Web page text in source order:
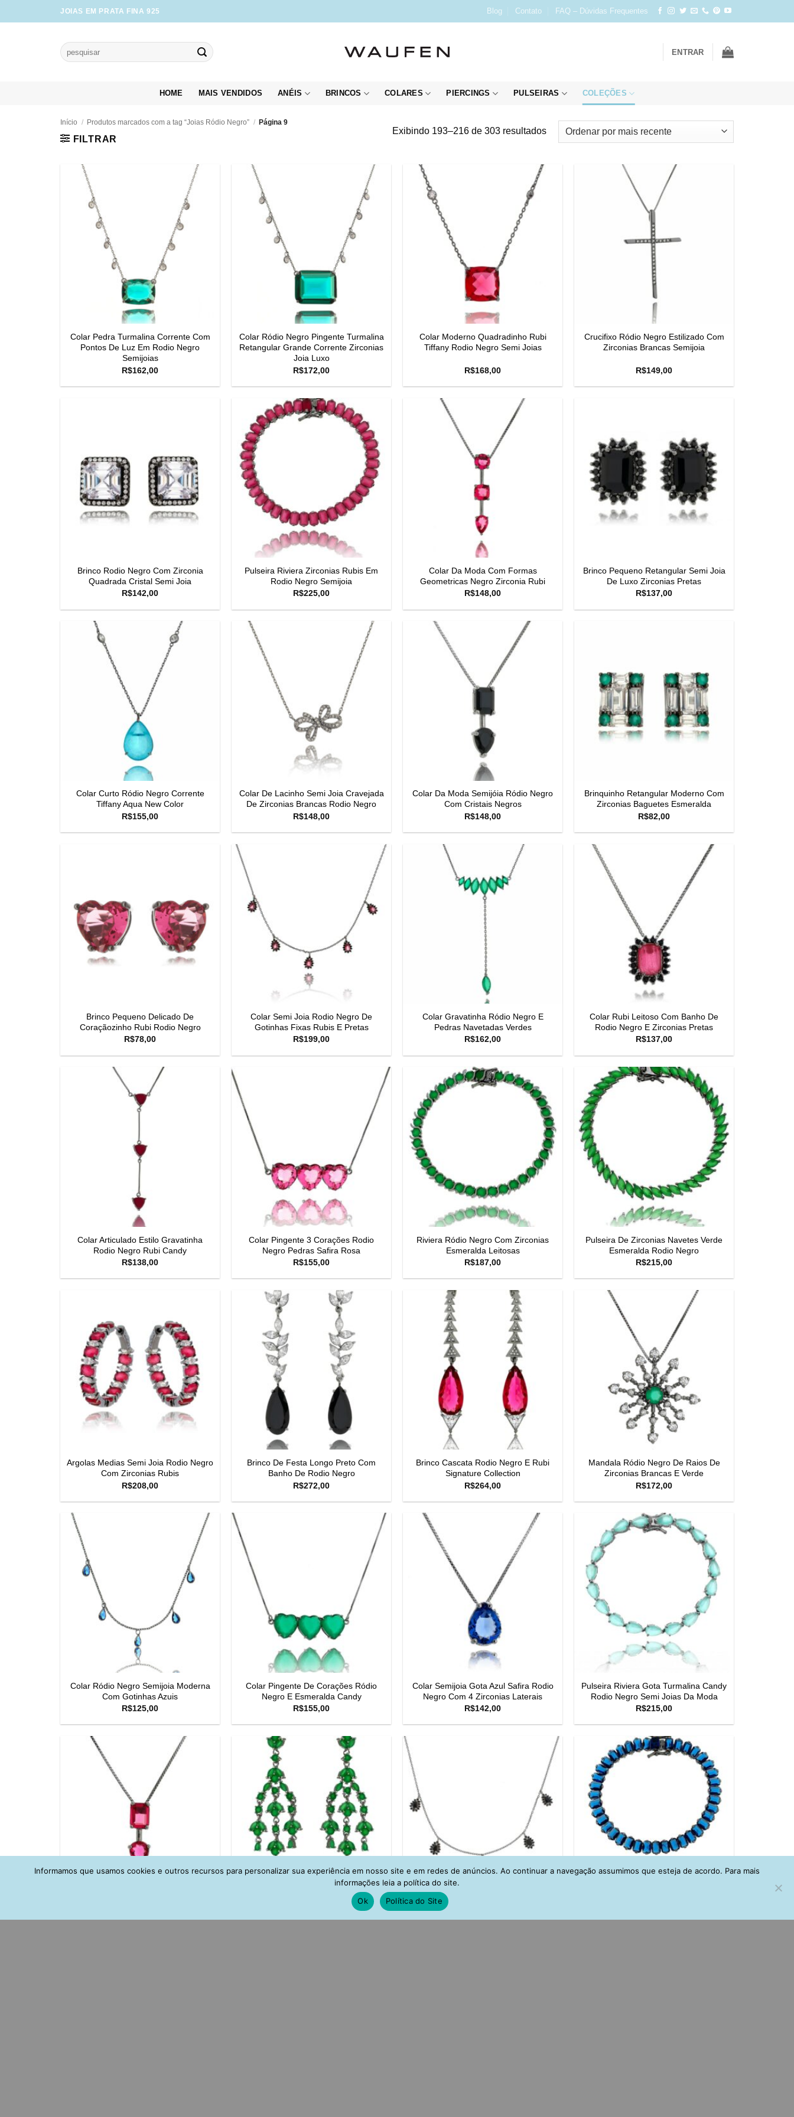
to
JOIAS EM PRATA FINA 925 Blog Contato FAQ – Dúvidas Frequentes
Pesquisar
por:
ENTRAR
HOME MAIS VENDIDOS ANÉIS BRINCOS COLARES PIERCINGS PULSEIRAS COLEÇÕES
Início / Produtos marcados com a tag “Joias Ródio Negro” / Página 9
FILTRAR
Exibindo 193–216 de 303 resultadosClassificado
por
Colar Pedra Turmalina Corrente Com
Pontos De Luz Em Rodio Negro
Semijoias
R$162,00
Colar Ródio Negro Pingente Turmalina
Retangular Grande Corrente Zirconias
Joia Luxo
R$172,00
Colar Moderno Quadradinho Rubi
Tiffany Rodio Negro Semi Joias
R$168,00
Crucifixo Ródio Negro Estilizado Com
Zirconias Brancas Semijoia
R$149,00
Brinco Rodio Negro Com Zirconia
Quadrada Cristal Semi Joia
R$142,00
Pulseira Riviera Zirconias Rubis Em
Rodio Negro Semijoia
R$225,00
Colar Da Moda Com Formas
Geometricas Negro Zirconia Rubi
R$148,00
Brinco Pequeno Retangular Semi Joia
De Luxo Zirconias Pretas
R$137,00
Colar Curto Ródio Negro Corrente
Tiffany Aqua New Color
R$155,00
Colar De Lacinho Semi Joia Cravejada
De Zirconias Brancas Rodio Negro
R$148,00
Colar Da Moda Semijóia Ródio Negro
Com Cristais Negros
R$148,00
Brinquinho Retangular Moderno Com
Zirconias Baguetes Esmeralda
R$82,00
Brinco Pequeno Delicado De
Coraçãozinho Rubi Rodio Negro
R$78,00
Colar Semi Joia Rodio Negro De
Gotinhas Fixas Rubis E Pretas
R$199,00
Colar Gravatinha Ródio Negro E
Pedras Navetadas Verdes
R$162,00
Colar Rubi Leitoso Com Banho De
Rodio Negro E Zirconias Pretas
R$137,00
Colar Articulado Estilo Gravatinha
Rodio Negro Rubi Candy
R$138,00
Colar Pingente 3 Corações Rodio
Negro Pedras Safira Rosa
R$155,00
Riviera Ródio Negro Com Zirconias
Esmeralda Leitosas
R$187,00
Pulseira De Zirconias Navetes Verde
Esmeralda Rodio Negro
R$215,00
Argolas Medias Semi Joia Rodio Negro
Com Zirconias Rubis
R$208,00
Brinco De Festa Longo Preto Com
Banho De Rodio Negro
R$272,00
Brinco Cascata Rodio Negro E Rubi
Signature Collection
R$264,00
Mandala Ródio Negro De Raios De
Zirconias Brancas E Verde
R$172,00
Colar Ródio Negro Semijoia Moderna
Com Gotinhas Azuis
R$125,00
Colar Pingente De Corações Ródio
Negro E Esmeralda Candy
R$155,00
Colar Semijoia Gota Azul Safira Rodio
Negro Com 4 Zirconias Laterais
R$142,00
Pulseira Riviera Gota Turmalina Candy
Rodio Negro Semi Joias Da Moda
R$215,00
Rodio Negro E Rubi
Brinco De Festa Com Movimento
Rodio Negro Esmeralda Candy
Colar Da Moda Ródio Negro Com
Zirconias Pretas De Gotinhas
Negro Semijoia Fina
Informamos que usamos cookies e outros recursos para personalizar sua experiência em nosso site e em redes de anúncios. Ao continuar a navegação assumimos que esteja de acordo. Para mais
informações leia a política do site.
Ok
Política do Site